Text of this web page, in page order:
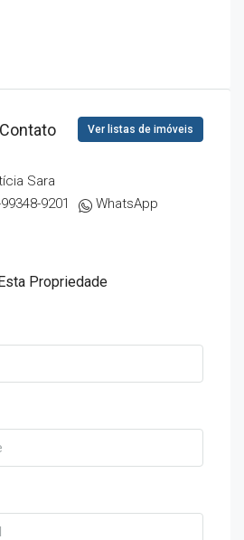
Ver listas de imóveis
Sara
9201
WhatsApp
Propriedade